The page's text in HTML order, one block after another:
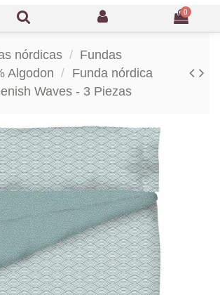
0
nórdicas
Fundas
Algodon
Funda nórdica
Waves - 3 Piezas